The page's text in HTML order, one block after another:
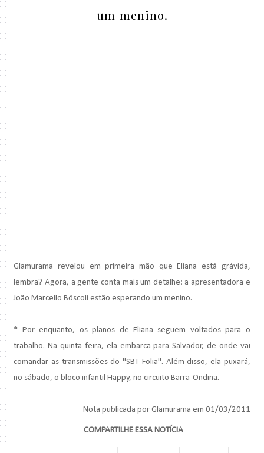
um menino.
Glamurama revelou em primeira mão que Eliana está grávida,
lembra? Agora, a gente conta mais um detalhe: a apresentadora e
João Marcello Bôscoli estão esperando um menino.
* Por enquanto, os planos de Eliana seguem voltados para o
trabalho. Na quinta-feira, ela embarca para Salvador, de onde vai
comandar as transmissões do "SBT Folia". Além disso, ela puxará,
no sábado, o bloco infantil Happy, no circuito Barra-Ondina.
Nota publicada por Glamurama em 01/03/2011
COMPARTILHE ESSA NOTÍCIA